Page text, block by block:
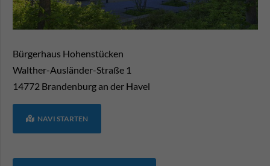
Bürgerhaus Hohenstücken
Walther-Ausländer-Straße 1
14772 Brandenburg an der Havel
NAVI STARTEN